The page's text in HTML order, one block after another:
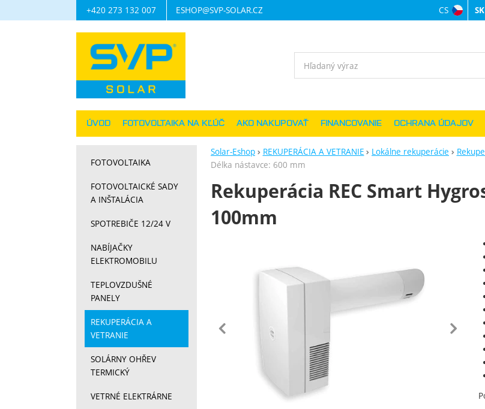
Solar-Eshop REKUPERÁCIA A VETRANIE Lokálne rekuperácie
Délka nástavce: 600 mm
Rekuperácia REC Smart
100mm
predchádzajúca
FOTOVOLTAIKA
FOTOVOLTAICKÉ SADY
A INŠTALÁCIA
SPOTREBIČE 12/24 V
NABÍJAČKY
ELEKTROMOBILU
TEPLOVZDUŠNÉ
PANELY
REKUPERÁCIA A
VETRANIE
SOLÁRNY OHŘEV
TERMICKÝ
VETRNÉ ELEKTRÁRNE
Navigácia
+420 273 132 007 ESHOP@SVP-SOLAR.CZ
ÚVOD FOTOVOLTAIKA NA KĽÚČ AKO NAKUPOVAŤ FINANCOVANIE OCHRANA ÚDAJOV
CS SK
Vyhľadávanie